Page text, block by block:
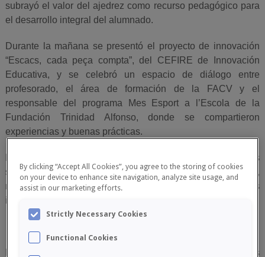
subrayó el valor del ajedrez como recurso pedagógico para
el desarrollo integral del alumnado.
Durante la mañana se presentó el proyecto de innovación
“Escacs, cada peça compta”, del CEFIRE de Innovación
Educativa, y se celebró un espacio de diálogo entre
profesorado, el área de formación de la FACV y el
responsable del programa Mes Esport a l’Escola de la
Fundación Trinidad Alfonso, donde se compartieron
experiencias y buenas prácticas.
Por la tarde, los asistentes participaron en talleres prácticos
simultáneos centrados en ajedrez y movimiento,
matemáticas, recursos digitales y experiencias
interdisciplinares en Primaria y Secundaria.
El segundo día, en modalidad online, incluyó ponencias
By clicking “Accept All Cookies”, you agree to the storing of cookies
on your device to enhance site navigation, analyze site usage, and
assist in our marketing efforts.
Strictly Necessary Cookies
Functional Cookies